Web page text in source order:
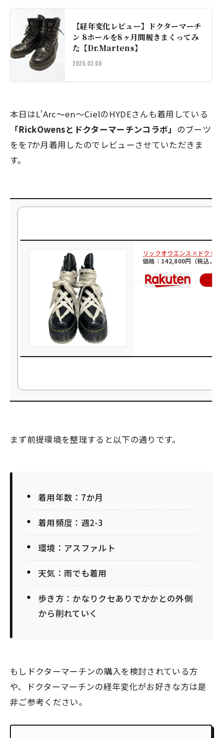
【経年変化レビュー】ドクターマーチ
ン 8ホールを8ヶ月間履きまくってみ
た【Dr.Martens】
2020.03.08
本日はL’Arc〜en〜CielのHYDEさんも着用している
「RickOwensとドクターマーチンコラボ」 のブーツ
をを7か月着用したのでレビューさせていただきま
す。
リックオウエンス×ドクタ
価格：142,800円（税込、
まず前提環境を整理すると以下の通りです。
着用年数：7か月
着用頻度：週2-3
環境：アスファルト
天気：雨でも着用
歩き方：かなりクセありでかかとの外側
から削れていく
もしドクターマーチンの購入を検討されている方
や、ドクターマーチンの経年変化がお好きな方は是
非ご参考ください。